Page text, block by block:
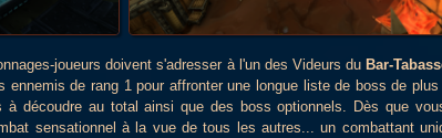
joueurs doivent s'adresser à l'un des Videurs duBar-
de rang 1 pour affronter une longue liste de boss de plus
à découdre au total ainsi que des boss optionnels. Dès que
sensationnel à la vue de tous les autres... un combattant